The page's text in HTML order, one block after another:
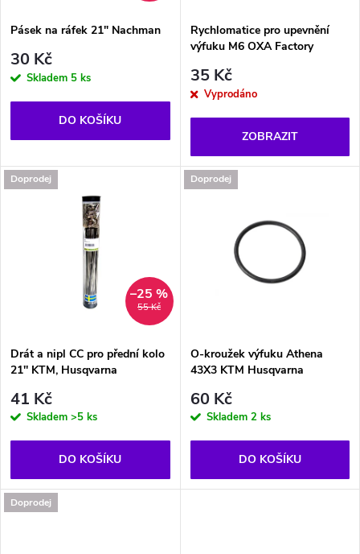
p
r
d
s
p
r
o
d
ů
Pásek na ráfek 21" Nachman
30 Kč
Skladem 5 ks
DO KOŠÍKU
Rychlomatice pro upevnění
výfuku M6 OXA Factory
35 Kč
Vyprodáno
ZOBRAZIT
Doprodej
55 Kč
–25 %
Drát a nipl CC pro přední kolo
21'' KTM, Husqvarna
41 Kč
Skladem >5 ks
DO KOŠÍKU
Doprodej
O-kroužek výfuku Athena
43X3 KTM Husqvarna
60 Kč
Skladem 2 ks
DO KOŠÍKU
Doprodej